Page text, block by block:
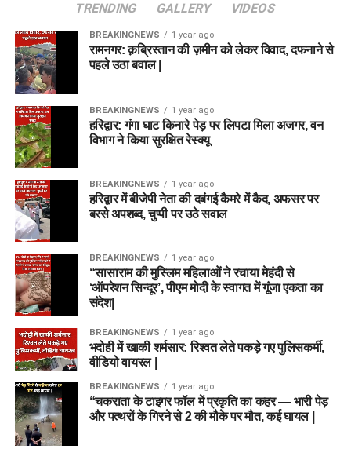
TRENDING GALLERY VIDEOS
BREAKINGNEWS 1 year ago
रामनगर: क़ब्रिस्तान की ज़मीन को लेकर विवाद, दफनाने से
पहले उठा बवाल |
BREAKINGNEWS 1 year ago
हरिद्वार: गंगा घाट किनारे पेड़ पर लिपटा मिला अजगर, वन
विभाग ने किया सुरक्षित रेस्क्यू
BREAKINGNEWS 1 year ago
हरिद्वार में बीजेपी नेता की दबंगई कैमरे में कैद, अफसर पर
बरसे अपशब्द, चुप्पी पर उठे सवाल
BREAKINGNEWS 1 year ago
“सासाराम की मुस्लिम महिलाओं ने रचाया मेहंदी से
‘ऑपरेशन सिन्दूर’, पीएम मोदी के स्वागत में गूंजा एकता का
संदेश|
BREAKINGNEWS 1 year ago
भदोही में खाकी शर्मसार: रिश्वत लेते पकड़े गए पुलिसकर्मी,
वीडियो वायरल |
BREAKINGNEWS 1 year ago
“चकराता के टाइगर फॉल में प्रकृति का कहर — भारी पेड़
और पत्थरों के गिरने से 2 की मौके पर मौत, कई घायल |